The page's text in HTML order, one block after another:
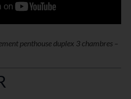
penthouse duplex 3 chambres –